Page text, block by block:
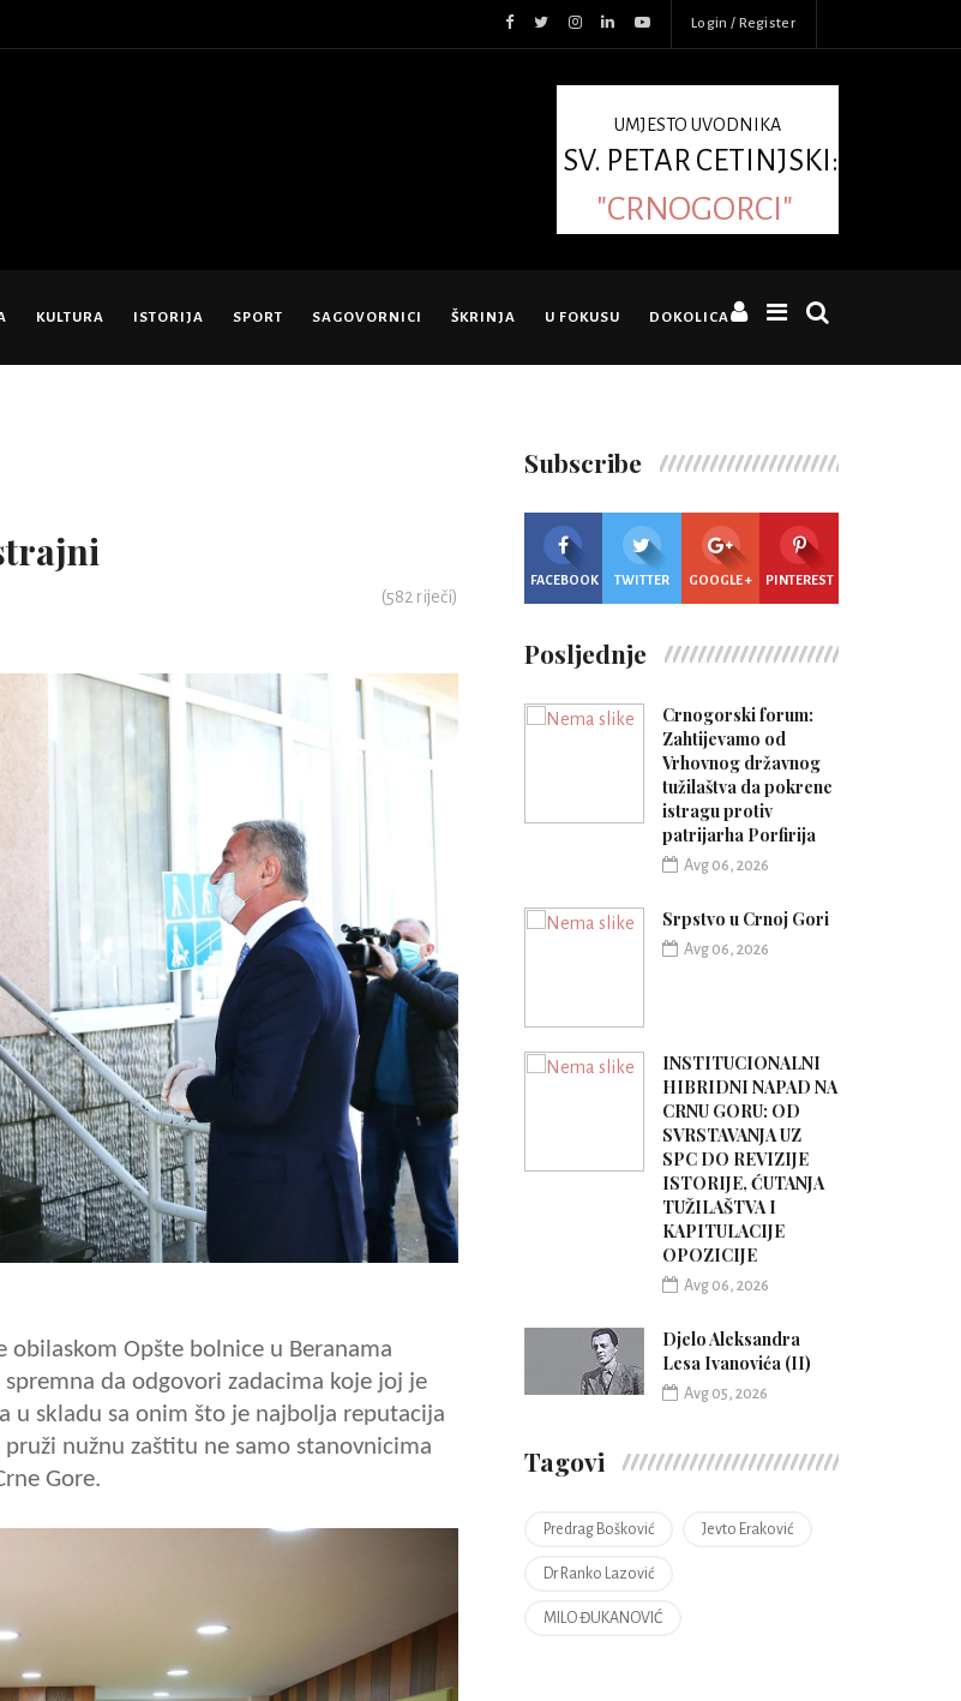
Login / Register
UMJESTO UVODNIKA
SV. PETAR CETINJSKI:
"CRNOGORCI"
KULTURA ISTORIJA SPORT SAGOVORNICI ŠKRINJA U FOKUSU DOKOLICA
(582 riječi)
obilaskom Opšte bolnice u Beranama
da odgovori zadacima koje joj je
u skladu sa onim što je najbolja reputacija
nužnu zaštitu ne samo stanovnicima
Gore.
Subscribe
FACEBOOK TWITTER GOOGLE + PINTEREST
Posljednje
Crnogorski forum:
Zahtijevamo od
Vrhovnog državnog
tužilaštva da pokrene
istragu protiv
patrijarha Porfirija
Avg 06, 2026
Srpstvo u Crnoj Gori
Avg 06, 2026
INSTITUCIONALNI
HIBRIDNI NAPAD NA
CRNU GORU: OD
SVRSTAVANJA UZ
SPC DO REVIZIJE
ISTORIJE, ĆUTANJA
TUŽILAŠTVA I
KAPITULACIJE
OPOZICIJE
Avg 06, 2026
Djelo Aleksandra
Lesa Ivanovića (II)
Avg 05, 2026
Tagovi
Predrag Bošković Jevto Eraković
Dr Ranko Lazović
MILO ĐUKANOVIĆ